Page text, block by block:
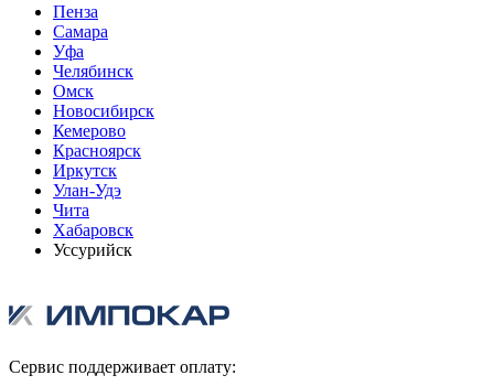
Пенза
Самара
Уфа
Челябинск
Омск
Новосибирск
Кемерово
Красноярск
Иркутск
Улан-Удэ
Чита
Хабаровск
Уссурийск
Сервис поддерживает оплату: